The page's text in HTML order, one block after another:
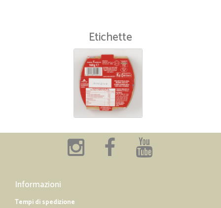
Etichette
Informazioni
Tempi di spedizione